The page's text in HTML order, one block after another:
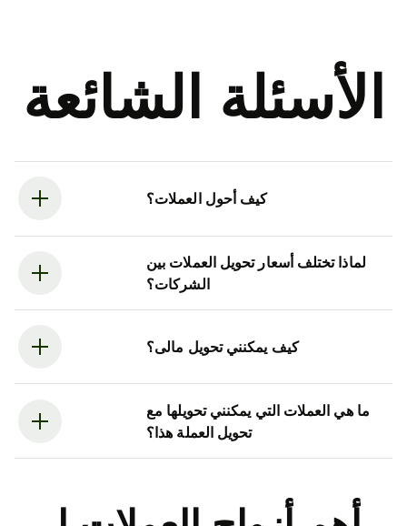
الأسئلة الشائعة
كيف أحول العملات؟
لماذا تختلف أسعار تحويل العملات بين
الشركات؟
كيف يمكنني تحويل مالى؟
ما هي العملات التي يمكنني تحويلها مع
تحويل العملة هذا؟